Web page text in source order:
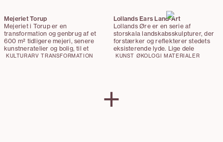
mens biokul og vinrester beriger
lerpuds med antibakterielle
egenskaber. Resultatet er et vineri,
hvor produktion, landskab og
materialemæssig omsorg indgår i et
kontinuerligt kredsløb.
kickstarter Wadden Tide-sæsonen
den 4. maj og tilbyder oplevelser,
som publikum kan deltage i hen
over hele sommeren. Den 22.
august kulminerer udstillingen så
med installationer, skulpturer og
performances på Blåvand Strand.
Mejeriet Torup
Mejeriet i Torup er en
transformation og genbrug af et
600 m² tidligere mejeri, senere
kunstneratelier og bolig, til et
kulturhus for kunst, performance og
KULTURARV TRANSFORMATION
Lollands Ears Land-Art
Lollands Øre er en serie af
storskala landskabsskulpturer, der
forstærker og reflekterer stedets
eksisterende lyde. Lige dele
stenalder og science fiction
landskab – fuglesang, vind og
KUNST ØKOLOGI MATERIALER
+